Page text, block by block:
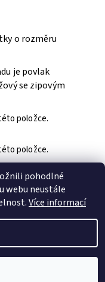
o rozměru
je povlak
se zipovým
položce.
položce.
vyhrazena
pohodlné
webu neustále
Více informací